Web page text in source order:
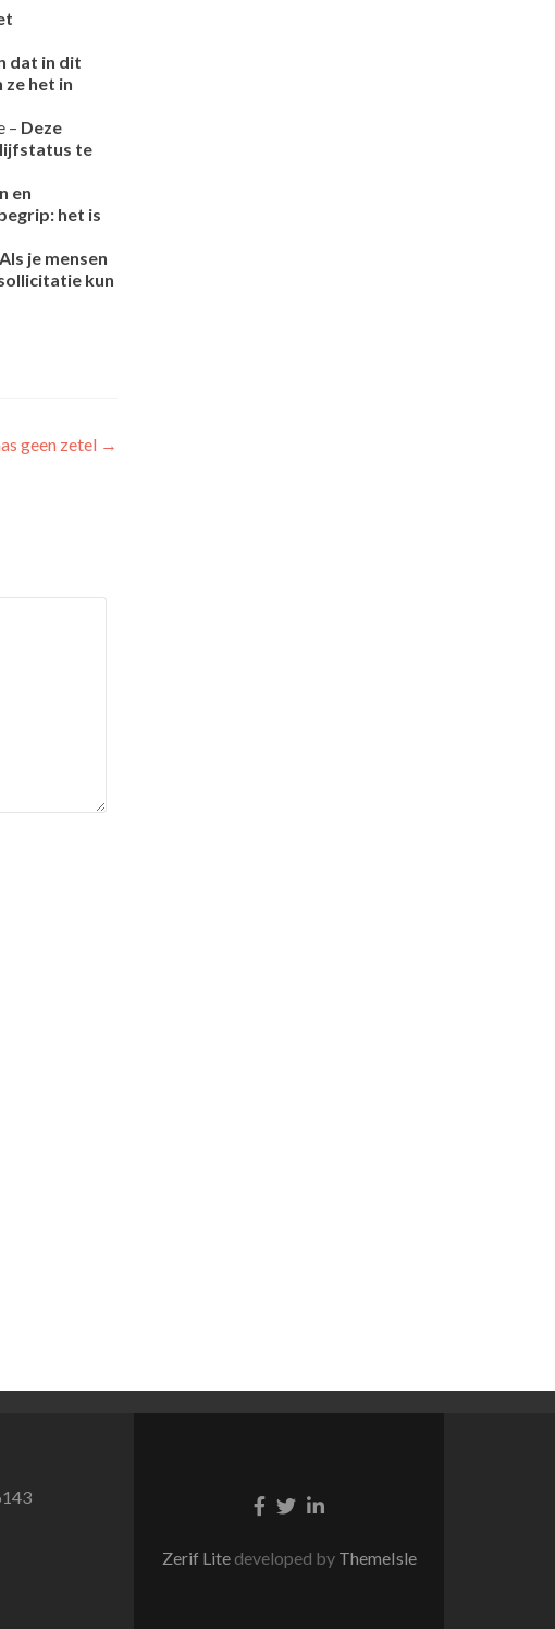
dat in dit
het in
– Deze
te
en
het is
Als je mensen
kun
geen zetel →
Facebook
TwitterLinkedin
Zerif Lite developed by ThemeIsle